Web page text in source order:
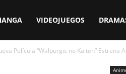
VIDEOJUEGOS
Película “Walpurgis no Kaiten” Estrena